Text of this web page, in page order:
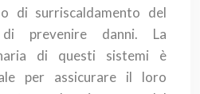
di surriscaldamento del
prevenire danni. La
di questi sistemi è
per assicurare il loro